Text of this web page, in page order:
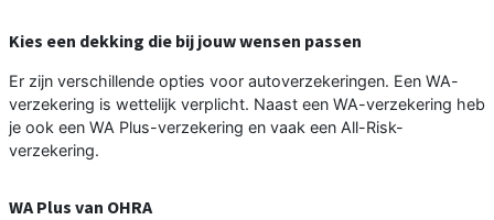
Kies een dekking die bij jouw wensen passen
Er zijn verschillende opties voor autoverzekeringen. Een WA-
verzekering is wettelijk verplicht. Naast een WA-verzekering heb
je ook een WA Plus-verzekering en vaak een All-Risk-
verzekering.
WA Plus van OHRA